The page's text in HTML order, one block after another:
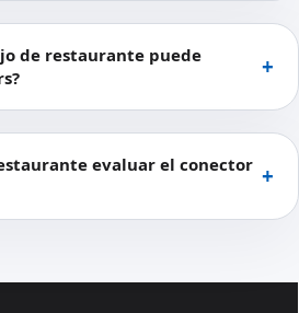
de restaurante puede
evaluar el conector